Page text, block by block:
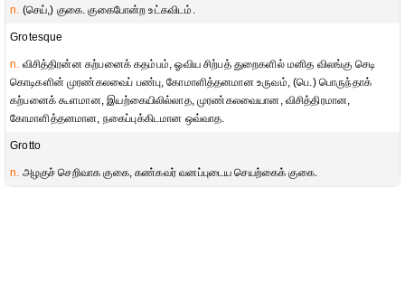
n. (செய்,) குகை. குகைபோன்ற உட்கவிடம்.
Grotesque
n. விசித்திரன்ன கற்பனைக் கதம்பம், ஓவிய சிற்பத் துறைகளில் மனித விலங்கு செடி
கொடிகளின் முரண்கலவைப் பண்பு, கோமாளித்தனமான உருவம், (பெ.) பொருந்தாக்
கற்பனைக் கூளமான, இயற்கையிலில்லாத, முரண்கலவையான, விசித்திரமான,
கோமாளித்தனமான, நகைப்புக்கிடமான ஒவ்வாத.
Grotto
n. அழகுச் செறிவாக குகை, கண்கவர் வனப்புடைய செயற்கைக் குகை.